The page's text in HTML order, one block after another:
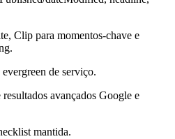
Clip para momentos-chave e
de serviço.
avançados Google e
mantida.